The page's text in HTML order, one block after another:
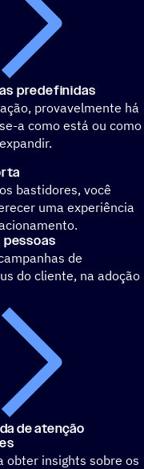
predefinidas
provavelmente h
a como está ou como
bastidores, você
uma experiência
de
do cliente, na adoção
de atenção
obter insights sobre os